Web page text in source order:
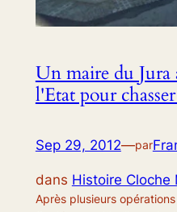
Un maire du Jura
l'Etat pour
Sep 29, 2012—par
dans Histoire Cloche
Après plusieurs